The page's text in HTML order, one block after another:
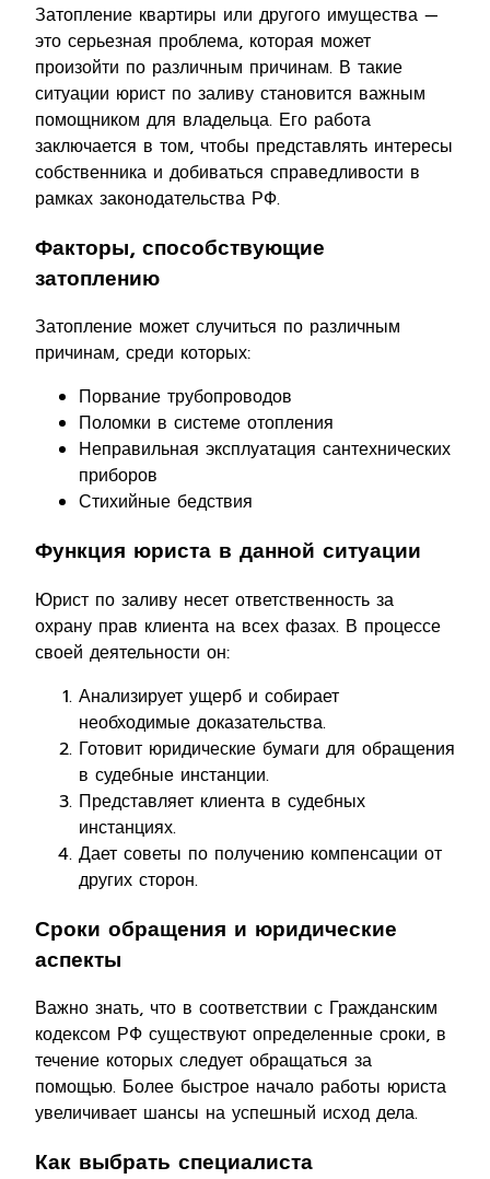
Затопление квартиры или другого имущества —
это серьезная проблема, которая может
произойти по различным причинам. В такие
ситуации юрист по заливу становится важным
помощником для владельца. Его работа
заключается в том, чтобы представлять интересы
собственника и добиваться справедливости в
рамках законодательства РФ.
Факторы, способствующие
затоплению
Затопление может случиться по различным
причинам, среди которых:
Порвание трубопроводов
Поломки в системе отопления
Неправильная эксплуатация сантехнических
приборов
Стихийные бедствия
Функция юриста в данной ситуации
Юрист по заливу несет ответственность за
охрану прав клиента на всех фазах. В процессе
своей деятельности он:
Анализирует ущерб и собирает
необходимые доказательства.
Готовит юридические бумаги для обращения
в судебные инстанции.
Представляет клиента в судебных
инстанциях.
Дает советы по получению компенсации от
других сторон.
Сроки обращения и юридические
аспекты
Важно знать, что в соответствии с Гражданским
кодексом РФ существуют определенные сроки, в
течение которых следует обращаться за
помощью. Более быстрое начало работы юриста
увеличивает шансы на успешный исход дела.
Как выбрать специалиста